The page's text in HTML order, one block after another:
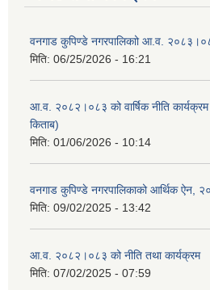
वनगाड कुपिण्डे नगरपालिकाो आ.व.
मिति: 06/25/2026 - 16:21
आ.व. २०८२।०८३ को वार्षिक नीति
किताब)
मिति: 01/06/2026 - 10:14
वनगाड कुपिण्डे नगरपालिकाको आर्थिक ऐन,
मिति: 09/02/2025 - 13:42
आ.व. २०८२।०८३ को नीति तथा कार्यक्रम
मिति: 07/02/2025 - 07:59